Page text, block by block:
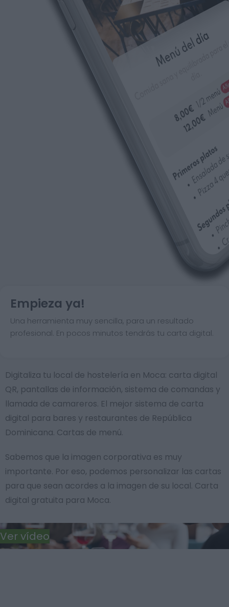
Empieza ya!
Una herramienta muy sencilla, para un resultado
profesional. En pocos minutos tendrás tu carta digital.
Digitaliza tu local de hostelería en Moca: carta digital
QR, pantallas de información, sistema de comandas y
llamada de camareros. El mejor sistema de carta
digital para bares y restaurantes de República
Dominicana. Cartas de menú.
Sabemos que la imagen corporativa es muy
importante. Por eso, podemos personalizar las cartas
para que sean acordes a la imagen de su local. Carta
digital gratuita para Moca.
Ver vídeo